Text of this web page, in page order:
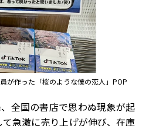
が作った「桜のような僕の恋人」POP
全国の書店で思わぬ現象が起
急激に売り上げが伸び、在庫